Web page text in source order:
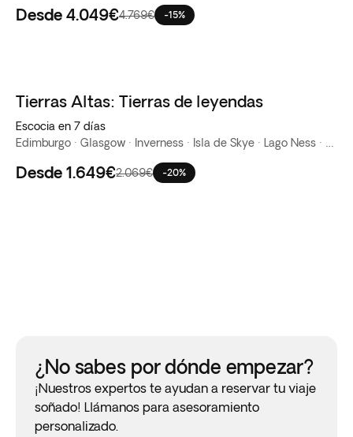
Desde 4.049€4.769€ -15%
Tierras Altas: Tierras de leyendas
Escocia en 7 días
Desde 1.649€2.069€ -20%
¿No sabes por dónde empezar?
¡Nuestros expertos te ayudan a reservar tu viaje
soñado! Llámanos para asesoramiento
personalizado.